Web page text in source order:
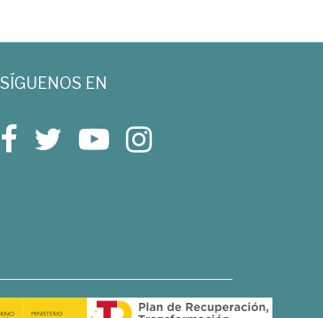
SÍGUENOS EN